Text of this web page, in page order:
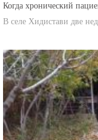
Когда хронический
В селе Хидистави две